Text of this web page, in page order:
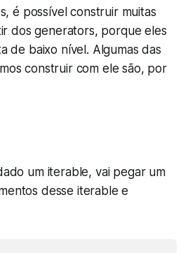
é possível construir muitas
dos generators, porque eles
de baixo nível. Algumas das
construir com ele são, por
um iterable, vai pegar um
desse iterable e